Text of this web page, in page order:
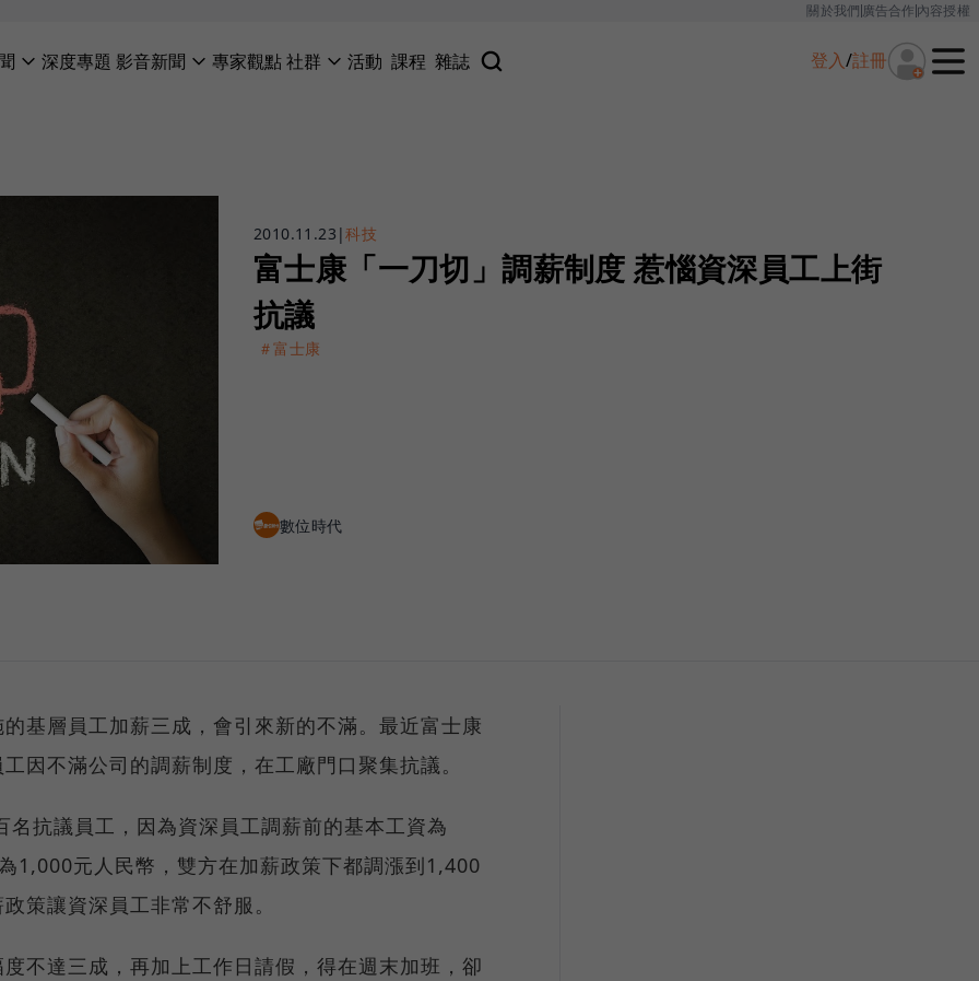
關於我們廣告合作內容授權
深度專題 影音新聞 專家觀點社群 活動 課程 雜誌 登入/註冊
2010.11.23 |科技
富士康「一刀切」調薪制度 惹惱資深員工上街
抗議
＃富士康
數位時代
基層員工加薪三成，會引來新的不滿。最近富士康
因不滿公司的調薪制度，在工廠門口聚集抗議。
抗議員工，因為資深員工調薪前的基本工資為
1,000元人民幣，雙方在加薪政策下都調漲到1,400
策讓資深員工非常不舒服。
不達三成，再加上工作日請假，得在週末加班，卻